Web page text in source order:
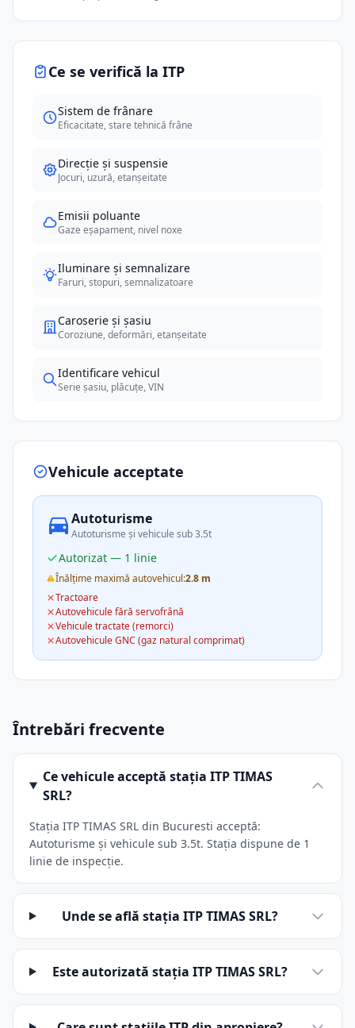
Ce se verifică la ITP
Sistem de frânare
Eficacitate, stare tehnică frâne
Direcție și suspensie
Jocuri, uzură, etanșeitate
Emisii poluante
Gaze eșapament, nivel noxe
Iluminare și semnalizare
Faruri, stopuri, semnalizatoare
Caroserie și șasiu
Coroziune, deformări, etanșeitate
Identificare vehicul
Serie șasiu, plăcuțe, VIN
Vehicule acceptate
Autoturisme
Autoturisme și vehicule sub 3.5t
Autorizat — 1 linie
Înălțime maximă autovehicul:2.8 m
Tractoare
Autovehicule fără servofrână
Vehicule tractate (remorci)
Autovehicule GNC (gaz natural comprimat)
Întrebări frecvente
Ce vehicule acceptă stația ITP TIMAS
SRL?
Stația ITP TIMAS SRL din Bucuresti acceptă:
Autoturisme și vehicule sub 3.5t. Stația dispune de 1
linie de inspecție.
Unde se află stația ITP TIMAS SRL?
Este autorizată stația ITP TIMAS SRL?